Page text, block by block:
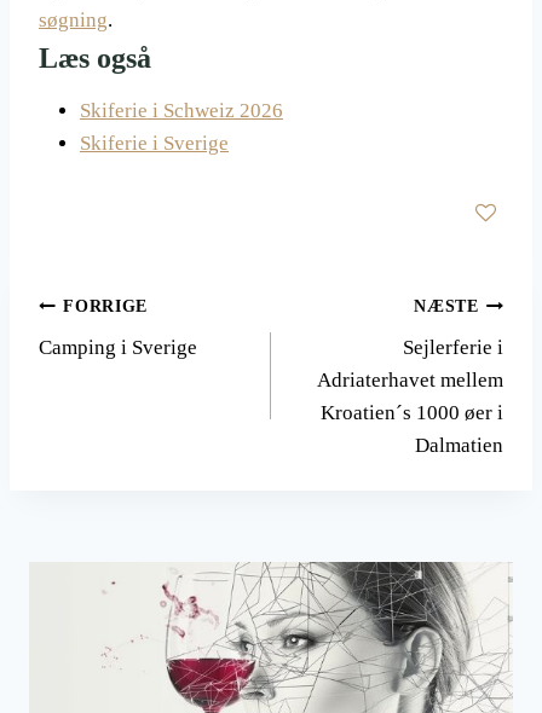
søgning.
Læs også
Skiferie i Schweiz 2026
Skiferie i Sverige
Indlægsnavigation
FORRIGE
Camping i Sverige
NÆSTE
Sejlerferie i
Adriaterhavet mellem
Kroatien´s 1000 øer i
Dalmatien